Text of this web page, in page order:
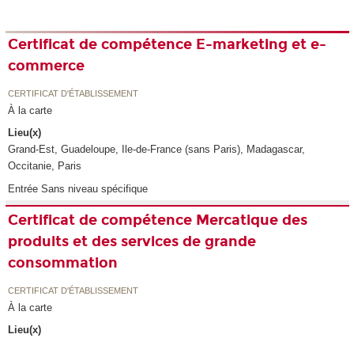
Certificat de compétence E-marketing et e-
commerce
CERTIFICAT D'ÉTABLISSEMENT
À la carte
Lieu(x)
Grand-Est, Guadeloupe, Ile-de-France (sans Paris), Madagascar,
Occitanie, Paris
Entrée Sans niveau spécifique
Certificat de compétence Mercatique des
produits et des services de grande
consommation
CERTIFICAT D'ÉTABLISSEMENT
À la carte
Lieu(x)